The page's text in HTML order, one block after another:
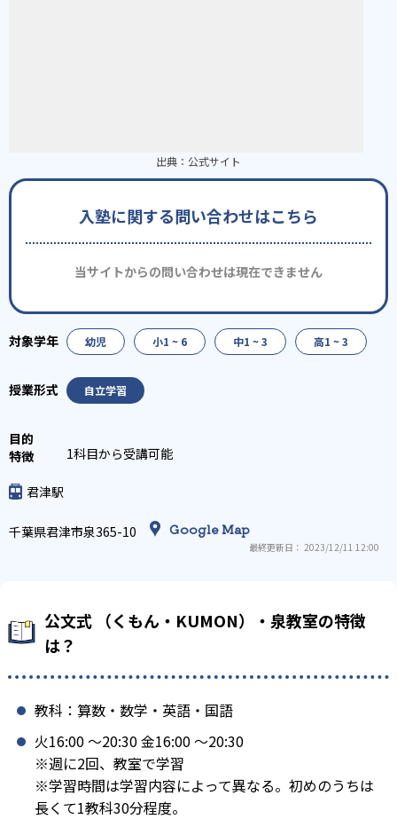
出典： 公式サイト
入塾に関する問い合わせはこちら
当サイトからの問い合わせは現在できません
幼児 小1 ~ 6 中1 ~ 3 高1 ~ 3
自立学習
1科目から受講可能
君津駅
千葉県君津市泉365-10 Google Map
最終更新日： 2023/12/11 12:00
公文式 （くもん・KUMON）・泉教室の特徴
は？
教科：算数・数学・英語・国語
火16:00 〜20:30 金16:00 〜20:30
※週に2回、教室で学習
※学習時間は学習内容によって異なる。初めのうちは
長くて1教科30分程度。